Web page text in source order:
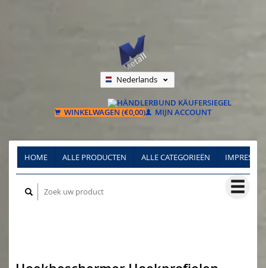
Nederlands
Français
WINKELWAGEN (€0,00) MIJN ACCOUNT
HOME ALLE PRODUCTEN ALLE CATEGORIEËN